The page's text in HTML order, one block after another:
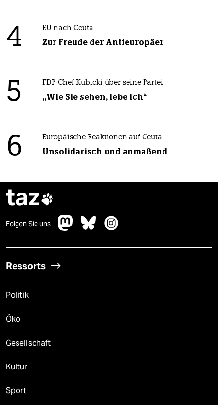
4 EU nach Ceuta
Zur Freude der Antieuropäer
5 FDP-Chef Kubicki über seine Partei
„Wie Sie sehen, lebe ich“
6 Europäische Reaktionen auf Ceuta
Unsolidarisch und anmaßend
taz
Folgen Sie uns
Ressorts
Politik
Öko
Gesellschaft
Kultur
Sport